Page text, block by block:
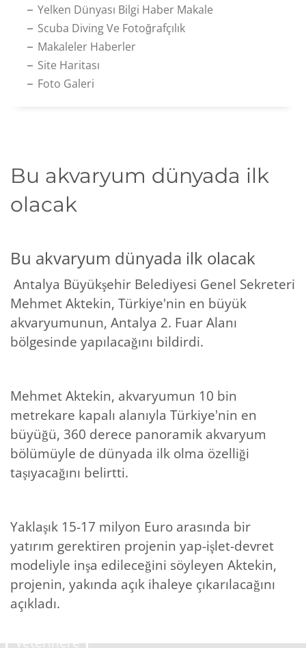
Yelken Dünyası Bilgi Haber Makale
Scuba Diving Ve Fotoğrafçılık
Makaleler Haberler
Site Haritası
Foto Galeri
Bu akvaryum dünyada ilk
olacak
Bu akvaryum dünyada ilk olacak
Antalya Büyükşehir Belediyesi Genel Sekreteri
Mehmet Aktekin, Türkiye'nin en büyük
akvaryumunun, Antalya 2. Fuar Alanı
bölgesinde yapılacağını bildirdi.
Mehmet Aktekin, akvaryumun 10 bin
metrekare kapalı alanıyla Türkiye'nin en
büyüğü, 360 derece panoramik akvaryum
bölümüyle de dünyada ilk olma özelliği
taşıyacağını belirtti.
Yaklaşık 15-17 milyon Euro arasında bir
yatırım gerektiren projenin yap-işlet-devret
modeliyle inşa edileceğini söyleyen Aktekin,
projenin, yakında açık ihaleye çıkarılacağını
açıkladı.